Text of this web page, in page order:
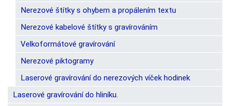
Nerezové štítky s ohybem a propálením textu
Nerezové kabelové štítky s gravírováním
Velkoformátové gravírování
Nerezové piktogramy
Laserové gravírování do nerezových víček hodinek
Laserové gravírování do hliníku.